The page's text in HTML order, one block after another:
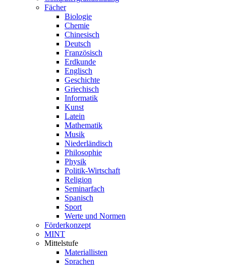
Fächer
Biologie
Chemie
Chinesisch
Deutsch
Französisch
Erdkunde
Englisch
Geschichte
Griechisch
Informatik
Kunst
Latein
Mathematik
Musik
Niederländisch
Philosophie
Physik
Politik-Wirtschaft
Religion
Seminarfach
Spanisch
Sport
Werte und Normen
Förderkonzept
MINT
Mittelstufe
Materiallisten
Sprachen